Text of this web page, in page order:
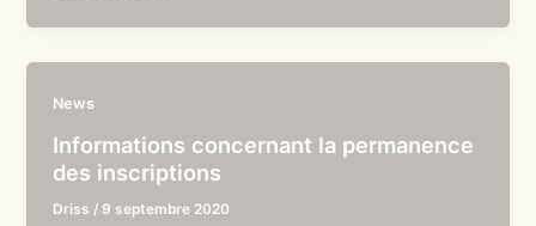
News
Informations concernant la permanence
des inscriptions
Driss / 9 septembre 2020